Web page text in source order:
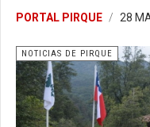
PORTAL PIRQUE 28
NOTICIAS DE PIRQUE